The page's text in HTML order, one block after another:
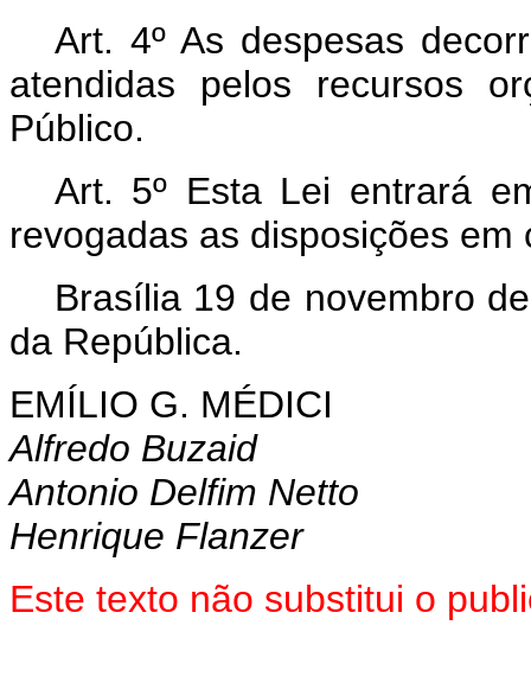
Art. 4º As despesas
atendidas pelos recursos
Público.
Art. 5º Esta Lei entrará
revogadas as disposições em
Brasília 19 de novembro
da República.
EMÍLIO G. MÉDICI
Alfredo Buzaid
Antonio Delfim Netto
Henrique Flanzer
Este texto não substitui o